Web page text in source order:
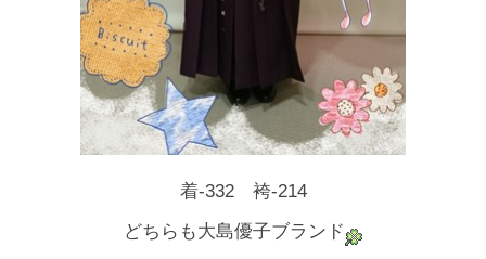
着-332 袴-214
どちらも大島優子ブランド